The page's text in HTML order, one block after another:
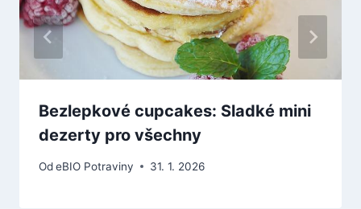
Bezlepkové cupcakes: Sladké mini
dezerty pro všechny
OdeBIO Potraviny 31. 1. 2026